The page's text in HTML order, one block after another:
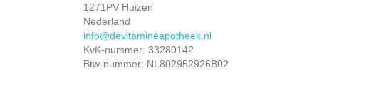
1271PV Huizen
Nederland
info@devitamineapotheek.nl
KvK-nummer: 33280142
Btw-nummer: NL802952926B02